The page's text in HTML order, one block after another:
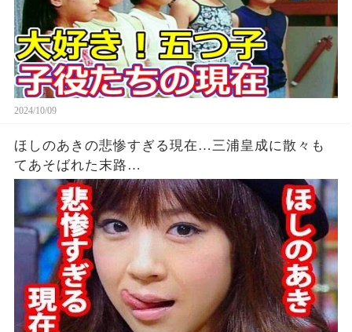
2024/10/09
ほしのあきの悲惨すぎる現在…三浦皇成に散々も
てあそばれた末路…